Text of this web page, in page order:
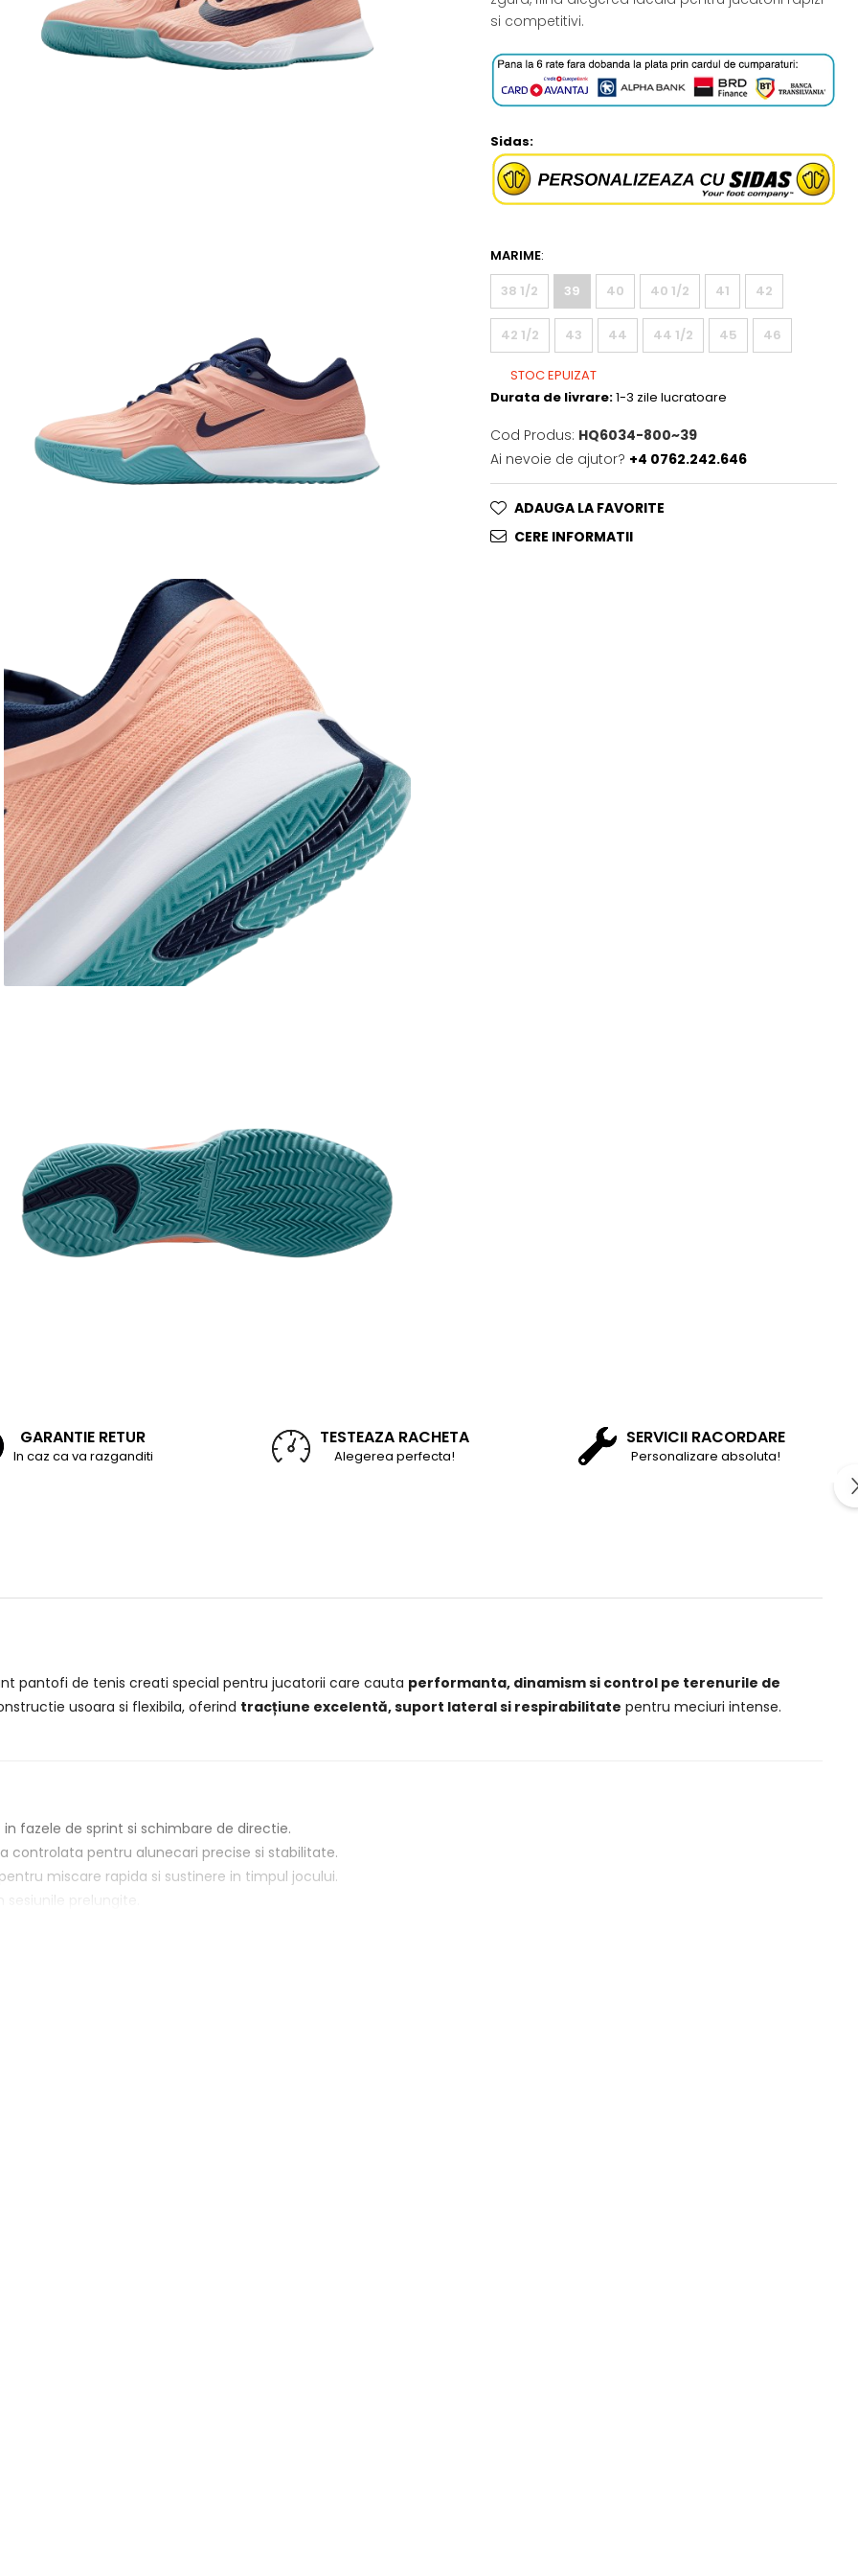
si competitivi.
Sidas:
MARIME:
38 1/2
39 40 40 1/2 41 42
42 1/2 43 44 44 1/2 45 46
STOC EPUIZAT
Durata de livrare:1-3 zile lucratoare
Cod Produs: HQ6034-800~39
Ai nevoie de ajutor? +4 0762.242.646
ADAUGA LA FAVORITE
CERE INFORMATII
GARANTIE RETUR
In caz ca va razganditi
TESTEAZA RACHETA
Alegerea perfecta!
SERVICII RACORDARE
Personalizare absoluta!
pantofi de tenis creati special pentru jucatorii care cauta performanta, dinamism si control pe terenurile de
usoara si flexibila, oferind tracțiune excelentă, suport lateral si respirabilitate pentru meciuri intense.
fazele de sprint si schimbare de directie.
controlata pentru alunecari precise si stabilitate.
miscare rapida si sustinere in timpul jocului.
prelungite.